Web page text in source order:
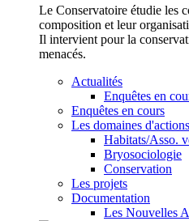
Le Conservatoire étudie les
composition et leur
Il intervient pour la
menacés.
Actualités
Enquêtes en
Enquêtes en cours
Les domaines d'actions
Habitats/Asso.
Bryosociologie
Conservation
Les projets
Documentation
Les Nouvelles